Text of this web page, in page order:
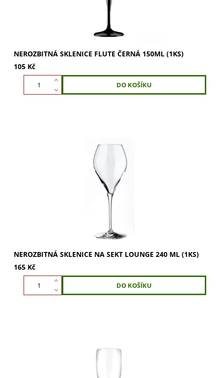
NEROZBITNÁ SKLENICE FLUTE ČERNÁ 150ML (1KS)
105 Kč
Nerozbitná sklenice na sekt Lounge 240 ml. Klasický
tulipánový tvar pro dokonalé bublinky a rozvinutí vůní
šampaňského. Vychutnejte si sekt naplno....
NEROZBITNÁ SKLENICE NA SEKT LOUNGE 240 ML (1KS)
165 Kč
Bílé plastové sklenice Flute se perfektně hodí pro
nerozbitné a opakovaně použitelné. Extra pevný...